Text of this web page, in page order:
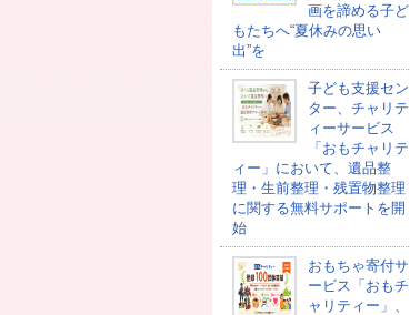
画を諦める子ど
もたちへ“夏休みの思い
出”を
子ども支援セン
ター、チャリテ
ィーサービス
「おもチャリテ
ィー」において、遺品整
理・生前整理・残置物整理
に関する無料サポートを開
始
おもちゃ寄付サ
ービス「おもチ
ャリティー」、